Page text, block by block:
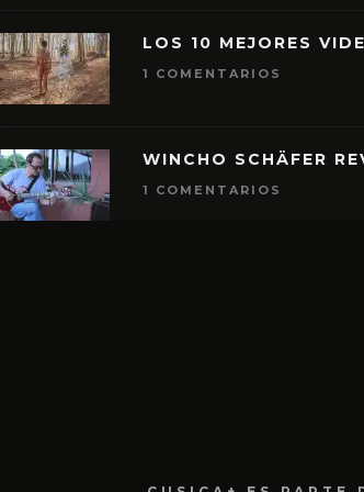
LOS 10 MEJORES
1 COMENTARIOS
WINCHO SCHÄFER
1 COMENTARIOS